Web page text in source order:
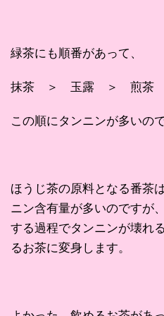
緑茶にも順番があって、
抹茶 ＞ 玉露 ＞ 煎茶
この順にタンニンが多いので
ほうじ茶の原料となる番茶
ニン含有量が多いのですが
する過程でタンニンが壊れ
るお茶に変身します。